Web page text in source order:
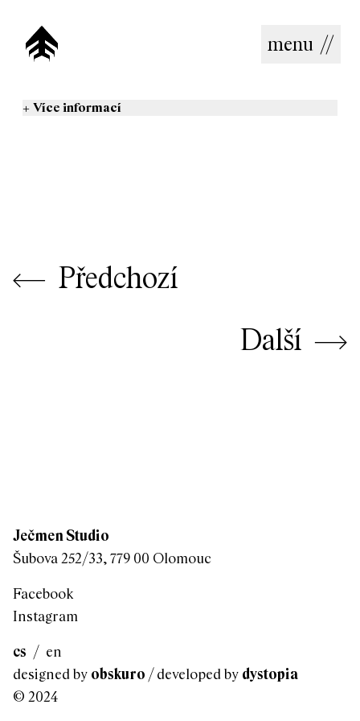
menu //
+ Více informací
⟵ Předchozí
Další ⟶
Ječmen Studio
Šubova 252/33, 779 00 Olomouc
Facebook
Instagram
cs / en
designed by obskuro / developed by dystopia
© 2024